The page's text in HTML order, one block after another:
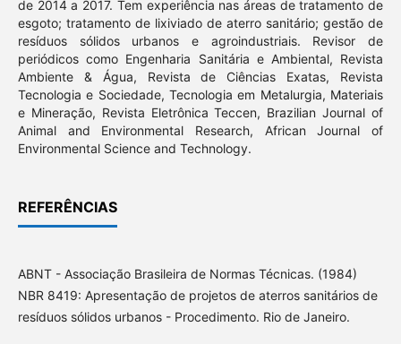
de 2014 a 2017. Tem experiência nas áreas de tratamento de
esgoto; tratamento de lixiviado de aterro sanitário; gestão de
resíduos sólidos urbanos e agroindustriais. Revisor de
periódicos como Engenharia Sanitária e Ambiental, Revista
Ambiente & Água, Revista de Ciências Exatas, Revista
Tecnologia e Sociedade, Tecnologia em Metalurgia, Materiais
e Mineração, Revista Eletrônica Teccen, Brazilian Journal of
Animal and Environmental Research, African Journal of
Environmental Science and Technology.
REFERÊNCIAS
ABNT - Associação Brasileira de Normas Técnicas. (1984)
NBR 8419: Apresentação de projetos de aterros sanitários de
resíduos sólidos urbanos - Procedimento. Rio de Janeiro.